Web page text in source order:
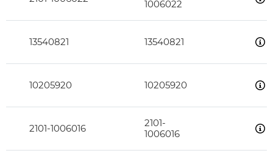
1006022
13540821 13540821
10205920 10205920
2101-1006016
2101-
1006016